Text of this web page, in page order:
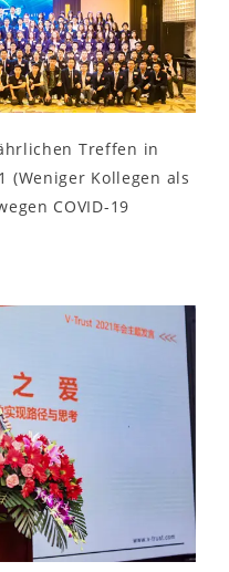
Treffen in
(Weniger Kollegen als
COVID-19